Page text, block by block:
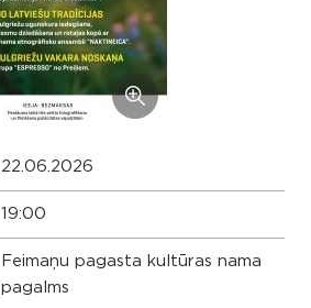
22.06.2026
19:00
Feimaņu pagasta kultūras nama
pagalms